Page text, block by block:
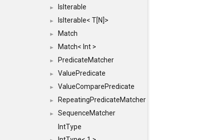
► IsIterable
► IsIterable< T[N]>
► Match
► Match< Int >
► PredicateMatcher
► ValuePredicate
► ValueComparePredicate
► RepeatingPredicateMatcher
►
SequenceMatcher
IntType